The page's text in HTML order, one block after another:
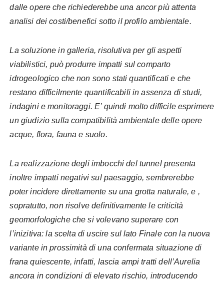
dalle opere che richiederebbe una ancor più attenta
analisi dei costi/benefici sotto il profilo ambientale.
La soluzione in galleria, risolutiva per gli aspetti
viabilistici, può produrre impatti sul comparto
idrogeologico che non sono stati quantificati e che
restano difficilmente quantificabili in assenza di studi,
indagini e monitoraggi. E’ quindi molto difficile esprimere
un giudizio sulla compatibilità ambientale delle opere
acque, flora, fauna e suolo.
La realizzazione degli imbocchi del tunnel presenta
inoltre impatti negativi sul paesaggio, sembrerebbe
poter incidere direttamente su una grotta naturale, e ,
sopratutto, non risolve definitivamente le criticità
geomorfologiche che si volevano superare con
l’inizitiva: la scelta di uscire sul lato Finale con la nuova
variante in prossimità di una confermata situazione di
frana quiescente, infatti, lascia ampi tratti dell’Aurelia
ancora in condizioni di elevato rischio, introducendo